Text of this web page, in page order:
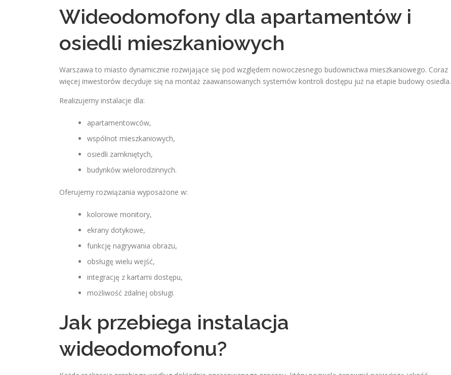
Wideodomofony dla apartamentów i
osiedli mieszkaniowych
Warszawa to miasto dynamicznie rozwijające się pod względem nowoczesnego budownictwa mieszkaniowego. Coraz
więcej inwestorów decyduje się na montaż zaawansowanych systemów kontroli dostępu już na etapie budowy osiedla.
Realizujemy instalacje dla:
apartamentowców,
wspólnot mieszkaniowych,
osiedli zamkniętych,
budynków wielorodzinnych.
Oferujemy rozwiązania wyposażone w:
kolorowe monitory,
ekrany dotykowe,
funkcję nagrywania obrazu,
obsługę wielu wejść,
integrację z kartami dostępu,
możliwość zdalnej obsługi.
Jak przebiega instalacja
wideodomofonu?